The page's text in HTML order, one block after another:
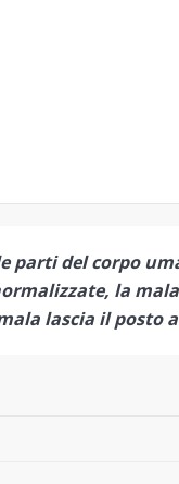
parti del corpo
la
lascia il posto